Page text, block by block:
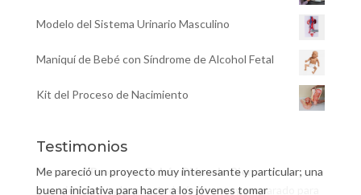
Modelo del Sistema Urinario Masculino
Maniquí de Bebé con Síndrome de Alcohol Fetal
Kit del Proceso de Nacimiento
Testimonios
Me pareció un proyecto muy interesante y particular; una
buena iniciativa para hacer a los jóvenes tomar
Aunque elPrograma Bebé - Piénsalo Bienes una
experiencia muy bonita, todavía no estoy preparado para